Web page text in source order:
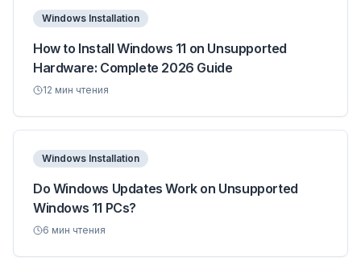
Windows Installation
How to Install Windows 11 on Unsupported
Hardware: Complete 2026 Guide
12 мин чтения
Windows Installation
Do Windows Updates Work on Unsupported
Windows 11 PCs?
6 мин чтения